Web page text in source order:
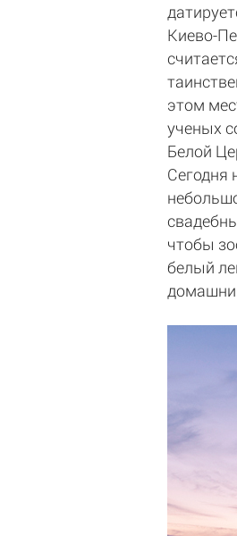
Киево-
этом
ученых
Белой
Сегодня
чтобы
белый